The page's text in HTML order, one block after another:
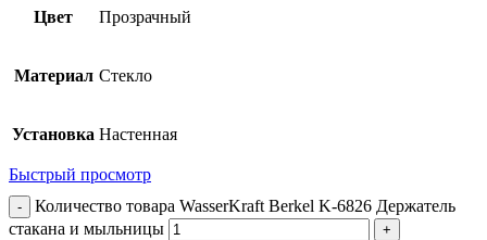
Цвет Прозрачный
Материал Стекло
Установка Настенная
Быстрый просмотр
Количество товара WasserKraft Berkel K-6826 Держатель
стакана и мыльницы